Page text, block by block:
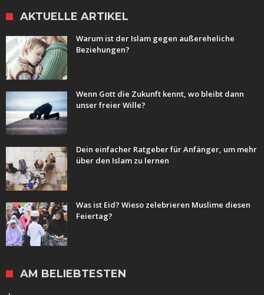
AKTUELLE ARTIKEL
Warum ist der Islam gegen außereheliche
Beziehungen?
Wenn Gott die Zukunft kennt, wo bleibt dann
unser freier Wille?
Dein einfacher Ratgeber für Anfänger, um mehr
über den Islam zu lernen
Was ist Eid? Wieso zelebrieren Muslime diesen
Feiertag?
AM BELIEBTESTEN